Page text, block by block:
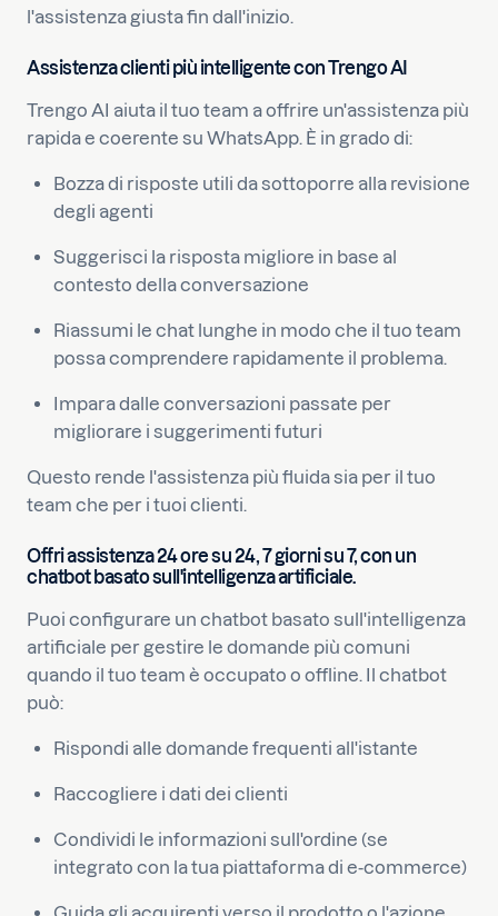
l'assistenza giusta fin dall'inizio.
Assistenza clienti più intelligente con Trengo AI
Trengo AI aiuta il tuo team a offrire un'assistenza più
rapida e coerente su WhatsApp. È in grado di:
Bozza di risposte utili da sottoporre alla revisione
degli agenti
Suggerisci la risposta migliore in base al
contesto della conversazione
Riassumi le chat lunghe in modo che il tuo team
possa comprendere rapidamente il problema.
Impara dalle conversazioni passate per
migliorare i suggerimenti futuri
Questo rende l'assistenza più fluida sia per il tuo
team che per i tuoi clienti.
Offri assistenza 24 ore su 24, 7 giorni su 7, con un
chatbot basato sull'intelligenza artificiale.
Puoi configurare un chatbot basato sull'intelligenza
artificiale per gestire le domande più comuni
quando il tuo team è occupato o offline. Il chatbot
può:
Rispondi alle domande frequenti all'istante
Raccogliere i dati dei clienti
Condividi le informazioni sull'ordine (se
integrato con la tua piattaforma di e-commerce)